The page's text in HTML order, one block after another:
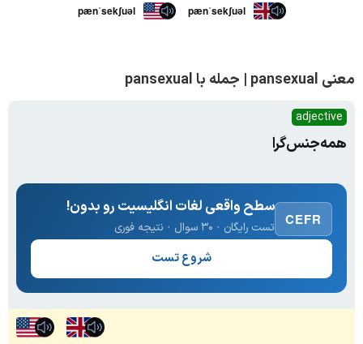
pænˈsekʃuəl pænˈsekʃuəl
معنی pansexual | جمله با pansexual
adjective
همه‌جنس‌گرا
CEFR
سطح واقعی لغات انگلیسیت رو بدون!
تست رایگان · ۳۰ سوال · نتیجه فوری
شروع تست